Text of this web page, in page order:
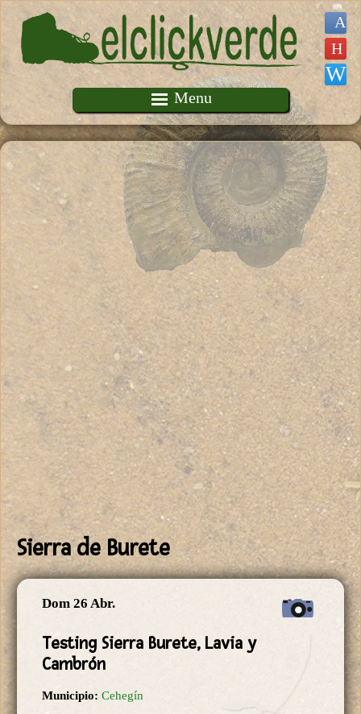
Pasar al contenido principal
Menu
Sierra de Burete
Dom 26 Abr.
Testing Sierra Burete, Lavia y
Cambrón
Municipio: Cehegín